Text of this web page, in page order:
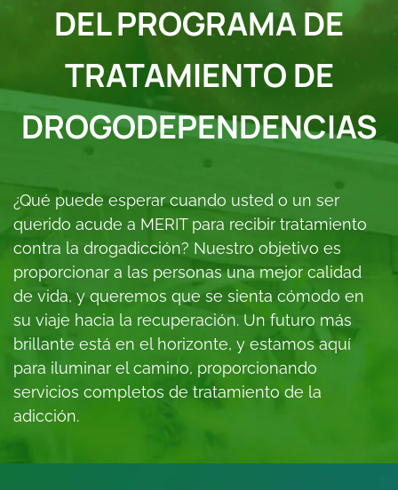
DEL PROGRAMA DE
TRATAMIENTO DE
DROGODEPENDENCIAS
¿Qué puede esperar cuando usted o un ser
querido acude a MERIT para recibir tratamiento
contra la drogadicción? Nuestro objetivo es
proporcionar a las personas una mejor calidad
de vida, y queremos que se sienta cómodo en
su viaje hacia la recuperación. Un futuro más
brillante está en el horizonte, y estamos aquí
para iluminar el camino, proporcionando
servicios completos de tratamiento de la
adicción.